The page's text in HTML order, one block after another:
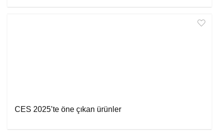
CES 2025’te öne çıkan ürünler